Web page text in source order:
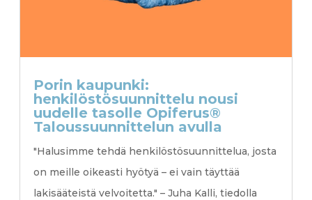
Porin kaupunki:
henkilöstösuunnittelu nousi
uudelle tasolle Opiferus®
Talous­suunnittelun avulla
"Halusimme tehdä henkilöstösuunnittelua, josta
on meille oikeasti hyötyä – ei vain täyttää
lakisääteistä velvoitetta." – Juha Kalli, tiedolla